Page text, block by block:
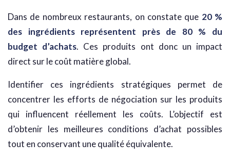
Dans de nombreux restaurants, on constate que 20 %
des ingrédients représentent près de 80 % du
budget d’achats. Ces produits ont donc un impact
direct sur le coût matière global.
Identifier ces ingrédients stratégiques permet de
concentrer les efforts de négociation sur les produits
qui influencent réellement les coûts. L’objectif est
d’obtenir les meilleures conditions d’achat possibles
tout en conservant une qualité équivalente.